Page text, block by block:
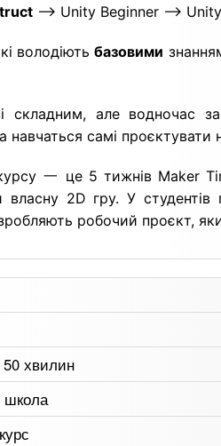
—> Unity Beginner —>
володіютьбазовими
але водночас
самі проєктувати
一 це 5 тижнів Maker
власну 2D гру. У
робочий проєкт,
50 хвилин